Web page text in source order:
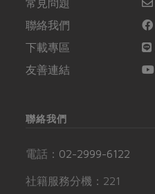
常見問題
聯絡我們
下載專區
友善連結
聯絡我們
電話： 02-2999-6122
社籍服務分機：221